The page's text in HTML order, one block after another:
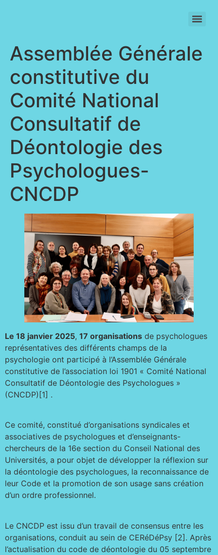
Assemblée Générale
constitutive du
Comité National
Consultatif de
Déontologie des
Psychologues-
CNCDP
Le 18 janvier 2025, 17 organisations de psychologues
représentatives des différents champs de la
psychologie ont participé à l’Assemblée Générale
constitutive de l’association loi 1901 « Comité National
Consultatif de Déontologie des Psychologues »
(CNCDP)[1] .
Ce comité, constitué d’organisations syndicales et
associatives de psychologues et d’enseignants-
chercheurs de la 16e section du Conseil National des
Universités, a pour objet de développer la réflexion sur
la déontologie des psychologues, la reconnaissance de
leur Code et la promotion de son usage sans création
d’un ordre professionnel.
Le CNCDP est issu d’un travail de consensus entre les
organisations, conduit au sein de CERéDéPsy [2]. Après
l’actualisation du code de déontologie du 05 septembre